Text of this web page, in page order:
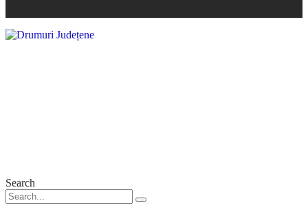
Search